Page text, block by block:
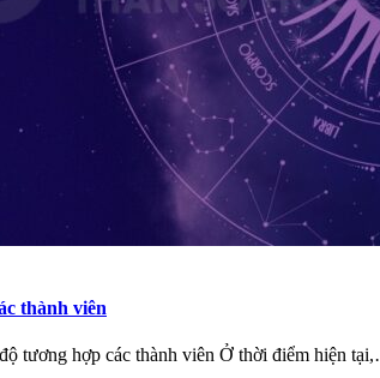
thành viên
tương hợp các thành viên Ở thời điểm hiện